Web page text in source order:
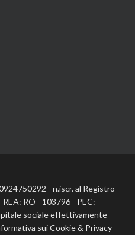
- n.iscr. al Registro
RO - 103796 - PEC:
sociale effettivamente
sui Cookie& Privacy